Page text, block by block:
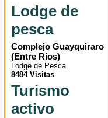
Lodge de
pesca
Complejo Guayquiraro
(Entre Ríos)
Lodge de Pesca
8484 Visitas
Turismo
activo